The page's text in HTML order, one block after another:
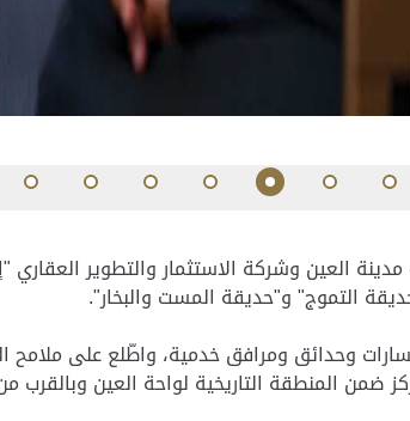
العين وشركة الاستثمار والتطوير
وحدائق ومرافق خدمية، واطّلع على ملامح
ضمن المنطقة التاريخية لواحة العين وبالقرب